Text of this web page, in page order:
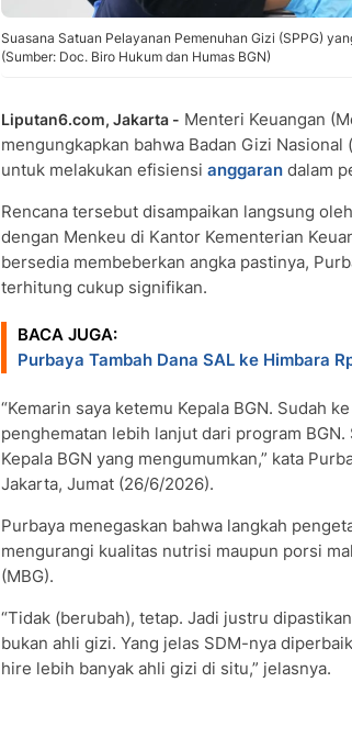
Suasana Satuan Pelayanan Pemenuhan Gizi (SPPG)
(Sumber: Doc. Biro Hukum dan Humas BGN)
Liputan6.com, Jakarta - Menteri Keuangan
mengungkapkan bahwa Badan Gizi Nasional (
untuk melakukan efisiensi anggaran dalam
Rencana tersebut disampaikan langsung oleh
dengan Menkeu di Kantor Kementerian
bersedia membeberkan angka pastinya,
terhitung cukup signifikan.
BACA JUGA:
Purbaya Tambah Dana SAL ke Himbara
“Kemarin saya ketemu Kepala BGN. Sudah
penghematan lebih lanjut dari program
Kepala BGN yang mengumumkan,” kata
Jakarta, Jumat (26/6/2026).
Purbaya menegaskan bahwa langkah
mengurangi kualitas nutrisi maupun porsi
(MBG).
“Tidak (berubah), tetap. Jadi justru
bukan ahli gizi. Yang jelas SDM-nya
hire lebih banyak ahli gizi di situ,” jelasnya.